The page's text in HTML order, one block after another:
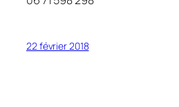
22 février 2018